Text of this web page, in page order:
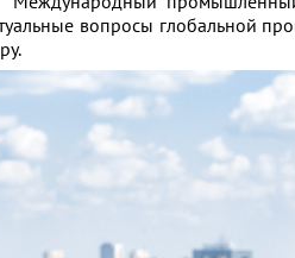
вопросы глобальной